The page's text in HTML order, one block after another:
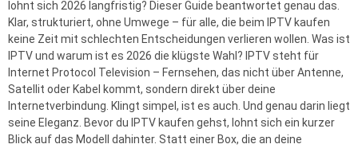
lohnt sich 2026 langfristig? Dieser Guide beantwortet genau das.
Klar, strukturiert, ohne Umwege – für alle, die beim IPTV kaufen
keine Zeit mit schlechten Entscheidungen verlieren wollen. Was ist
IPTV und warum ist es 2026 die klügste Wahl? IPTV steht für
Internet Protocol Television – Fernsehen, das nicht über Antenne,
Satellit oder Kabel kommt, sondern direkt über deine
Internetverbindung. Klingt simpel, ist es auch. Und genau darin liegt
seine Eleganz. Bevor du IPTV kaufen gehst, lohnt sich ein kurzer
Blick auf das Modell dahinter. Statt einer Box, die an deine